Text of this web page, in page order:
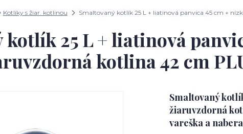
Kotlíky s žiar. kotlinou Smaltovaný kotlík 25 L + liatinová panvica 45 cm +
kotlík 25 L + liatinová
kotlina 42 cm
Smaltovaný
žiaruvzdorná
vareška a